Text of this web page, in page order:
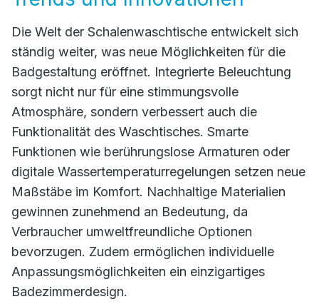
Die Welt der Schalenwaschtische entwickelt sich
ständig weiter, was neue Möglichkeiten für die
Badgestaltung eröffnet. Integrierte Beleuchtung
sorgt nicht nur für eine stimmungsvolle
Atmosphäre, sondern verbessert auch die
Funktionalität des Waschtisches. Smarte
Funktionen wie berührungslose Armaturen oder
digitale Wassertemperaturregelungen setzen neue
Maßstäbe im Komfort. Nachhaltige Materialien
gewinnen zunehmend an Bedeutung, da
Verbraucher umweltfreundliche Optionen
bevorzugen. Zudem ermöglichen individuelle
Anpassungsmöglichkeiten ein einzigartiges
Badezimmerdesign.